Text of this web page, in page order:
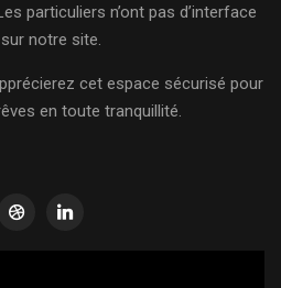
particuliers n’ont pas d’interface
notre site.
cet espace sécurisé pour
en toute tranquillité.